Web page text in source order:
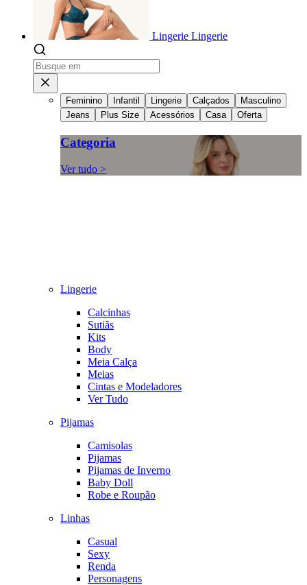
Lingerie Lingerie
Feminino Infantil Lingerie Calçados
Masculino
Jeans
Plus Size Acessórios Casa Oferta
Categoria
Ver tudo >
Lingerie
Calcinhas
Sutiãs
Kits
Body
Meia Calça
Meias
Cintas e Modeladores
Ver Tudo
Pijamas
Camisolas
Pijamas
Pijamas de Inverno
Baby Doll
Robe e Roupão
Linhas
Casual
Sexy
Renda
Personagens